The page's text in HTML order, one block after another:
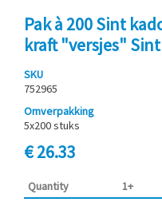
Pak à 200 Sint
kraft "versjes" Sint
SKU
752965
Omverpakking
5x200 stuks
€ 26.33
Quantity 1+